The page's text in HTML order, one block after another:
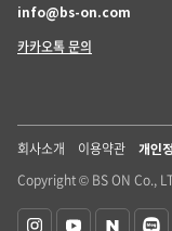
info@bs-on.com
카카오톡 문의
회사소개 이용약관 개인
Copyright © BS ON Co.,